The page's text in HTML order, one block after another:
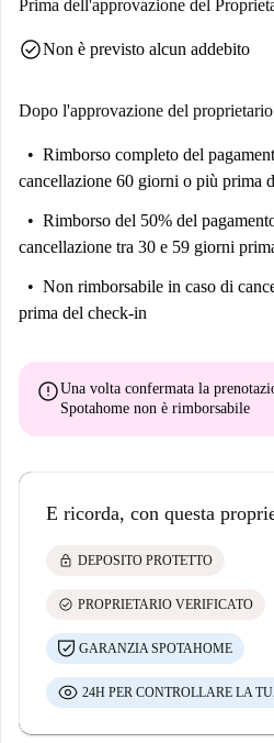
Prima dell'approvazione del
check_circleNon è previsto alcun addebito
Dopo l'approvazione del
Rimborso completo del
cancellazione 60 giorni o più prima
Rimborso del 50% del
cancellazione tra 30 e 59 giorni
Non rimborsabile in caso di
prima del check-in
errorUna volta confermata la
Spotahome non è rimborsabile
E ricorda, con questa
lock DEPOSITO PROTETTO
check_circle PROPRIETARIO VERIFICATO
GARANZIA SPOTAHOME
24H PER CONTROLLARE LA